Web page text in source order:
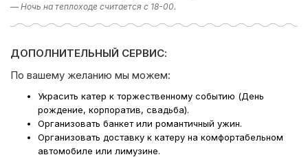
— Ночь на теплоходе считается с 18-00.
ДОПОЛНИТЕЛЬНЫЙ СЕРВИС:
По вашему желанию мы можем:
Украсить катер к торжественному событию (День
рождение, корпоратив, свадьба).
Организовать банкет или романтичный ужин.
Организовать доставку к катеру на комфортабельном
автомобиле или лимузине.